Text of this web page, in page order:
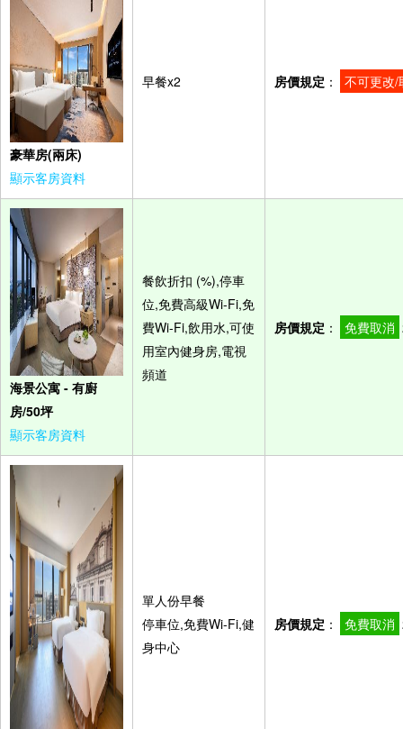
豪華房(兩床)
顯示客房資料
早餐x2 房價規定 ： 不可更改/
海景公寓 - 有廚
房/50坪
顯示客房資料
餐飲折扣 (%),停車
位,免費高級Wi-Fi,免
費Wi-Fi,飲用水,可使
用室內健身房,電視
頻道
房價規定 ： 免費取消
單人份早餐
停車位,免費Wi-Fi,健
身中心
房價規定 ： 免費取消